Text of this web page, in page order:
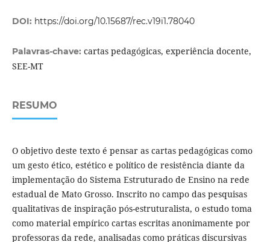
DOI: https://doi.org/10.15687/rec.v19i1.78040
Palavras-chave: cartas pedagógicas, experiência docente,
SEE-MT
RESUMO
O objetivo deste texto é pensar as cartas pedagógicas como
um gesto ético, estético e político de resistência diante da
implementação do Sistema Estruturado de Ensino na rede
estadual de Mato Grosso. Inscrito no campo das pesquisas
qualitativas de inspiração pós-estruturalista, o estudo toma
como material empírico cartas escritas anonimamente por
professoras da rede, analisadas como práticas discursivas